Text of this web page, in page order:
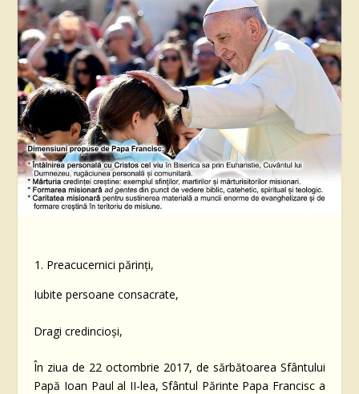
Preacucernici părinți,
Iubite persoane consacrate,
Dragi credincioși,
În ziua de 22 octombrie 2017, de sărbătoarea Sfântului
Papă Ioan Paul al II-lea, Sfântul Părinte Papa Francisc a